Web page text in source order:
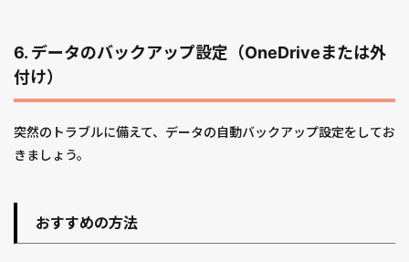
6. データのバックアップ設定（OneDriveまたは外
付け）
突然のトラブルに備えて、データの自動バックアップ設定をしてお
きましょう。
おすすめの方法